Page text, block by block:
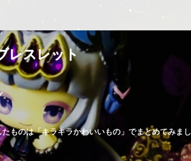
レスレット
。
ものは「キラキラかわいいもの」でまとめてみまし